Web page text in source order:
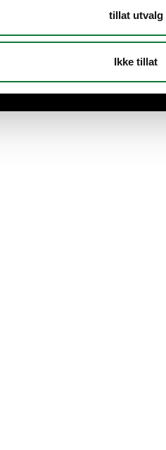
tillat utvalg
Ikke tillat
Algemene voorwaarden
Een merk van Hydro Group